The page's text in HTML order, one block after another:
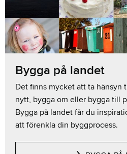
Bygga på landet
Det finns mycket att ta hänsyn
nytt, bygga om eller bygga till
Bygga på landet får du
att förenkla din byggprocess.